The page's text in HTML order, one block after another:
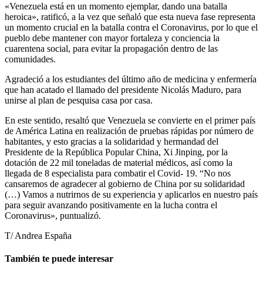
«Venezuela está en un momento ejemplar, dando una batalla
heroica», ratificó, a la vez que señaló que esta nueva fase representa
un momento crucial en la batalla contra el Coronavirus, por lo que el
pueblo debe mantener con mayor fortaleza y conciencia la
cuarentena social, para evitar la propagación dentro de las
comunidades.
Agradeció a los estudiantes del último año de medicina y enfermería
que han acatado el llamado del presidente Nicolás Maduro, para
unirse al plan de pesquisa casa por casa.
En este sentido, resaltó que Venezuela se convierte en el primer país
de América Latina en realización de pruebas rápidas por número de
habitantes, y esto gracias a la solidaridad y hermandad del
Presidente de la República Popular China, Xi Jinping, por la
dotación de 22 mil toneladas de material médicos, así como la
llegada de 8 especialista para combatir el Covid- 19. “No nos
cansaremos de agradecer al gobierno de China por su solidaridad
(…) Vamos a nutrirnos de su experiencia y aplicarlos en nuestro país
para seguir avanzando positivamente en la lucha contra el
Coronavirus», puntualizó.
T/ Andrea España
También te puede interesar